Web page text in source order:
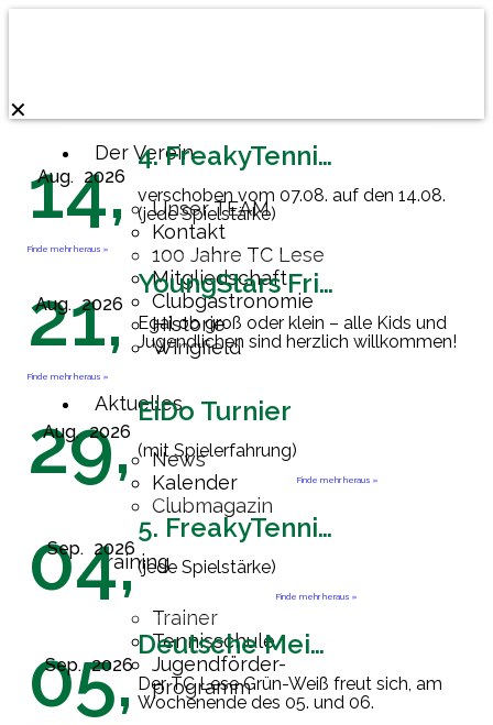
✕
Der Verein
Unser TEAM
Kontakt
100 Jahre TC Lese
Mitgliedschaft
Clubgastronomie
Historie
Wingfield
Aktuelles
News
Kalender
Clubmagazin
Training
Trainer
Tennisschule
Jugendförder-
programm
Aug.
14,
2026
4. FreakyTennisFriday
verschoben vom 07.08. auf den 14.08.
(jede Spielstärke)
Finde mehr heraus »
Aug.
21,
2026
YoungStars Friday
Egal ob groß oder klein – alle Kids und
Jugendlichen sind herzlich willkommen!
Finde mehr heraus »
Aug.
29,
2026
EiDo Turnier
(mit Spielerfahrung)
Finde mehr heraus »
Sep.
04,
2026
5. FreakyTennisFriday
(jede Spielstärke)
Finde mehr heraus »
Sep.
05,
2026
Deutsche Meisterschaft Herren 60
Der TC Lese Grün-Weiß freut sich, am
Wochenende des 05. und 06.